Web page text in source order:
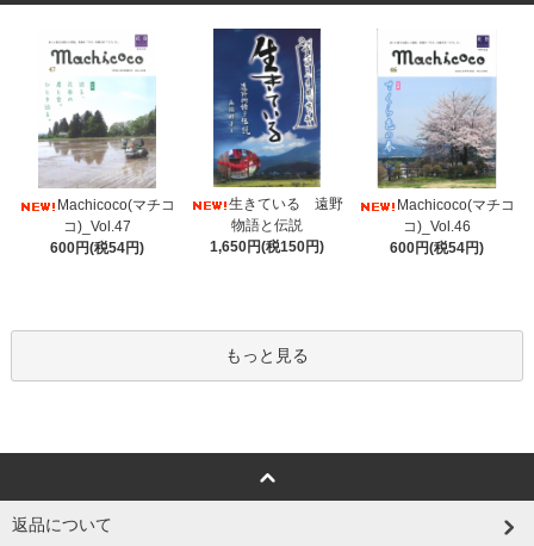
Machicoco(マチコ
コ)_Vol.47
600円(税54円)
生きている 遠野
物語と伝説
1,650円(税150円)
Machicoco(マチコ
コ)_Vol.46
600円(税54円)
もっと見る
返品について